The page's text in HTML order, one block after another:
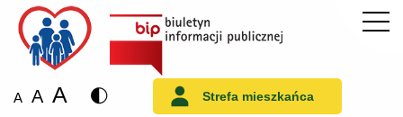
A A A Strefa mieszkańca